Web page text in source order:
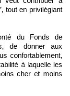
tout en privilégiant
du Fonds de
de donner aux
confortablement,
à laquelle les
cher et moins